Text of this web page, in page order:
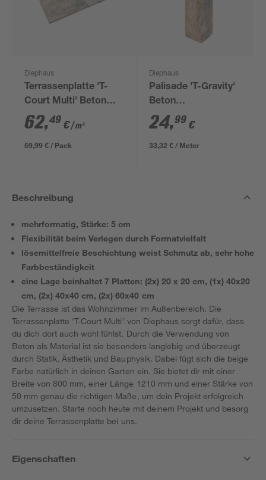
Diephaus
Terrassenplatte 'T-
Court Multi' Beton
muschelkalkfarben
121 x 80 x 5 cm
62,49 €/ m²
59,99 € / Pack
Diephaus
Palisade 'T-Gravity'
Beton
muschelkalkfarben 15
x 75 x 12,5 cm
24,99 €
33,32 € / Meter
Beschreibung
mehrformatig, Stärke: 5 cm
Flexibilität beim Verlegen durch Formatvielfalt
lösemittelfreie Beschichtung weist Schmutz ab, sehr hohe
Farbbeständigkeit
eine Lage beinhaltet 7 Platten: (2x) 20 x 20 cm, (1x) 40x20
cm, (2x) 40x40 cm, (2x) 60x40 cm
Die Terrasse ist das Wohnzimmer im Außenbereich. Die
Terrassenplatte 'T-Court Multi' von Diephaus sorgt dafür, dass
du dich dort auch wohl fühlst. Durch die Verwendung von
Beton als Material ist sie besonders langlebig und überzeugt
durch Statik, Ästhetik und Bauphysik. Dabei fügt sich die beige
Farbe natürlich in deinen Garten ein. Sie bietet dir mit einer
Breite von 800 mm, einer Länge 1210 mm und einer Stärke von
50 mm genau die richtigen Maße, um dein Projekt erfolgreich
umzusetzen. Starte noch heute mit deinem Projekt und besorg
dir deine Terrassenplatte bei uns.
Eigenschaften